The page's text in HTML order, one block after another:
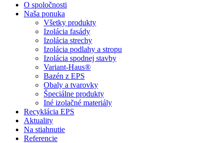
O spoločnosti
Naša ponuka
Všetky produkty
Izolácia fasády
Izolácia strechy
Izolácia podlahy a stropu
Izolácia spodnej stavby
Variant-Haus®
Bazén z EPS
Obaly a tvarovky
Špeciálne produkty
Iné izolačné materiály
Recyklácia EPS
Aktuality
Na stiahnutie
Referencie